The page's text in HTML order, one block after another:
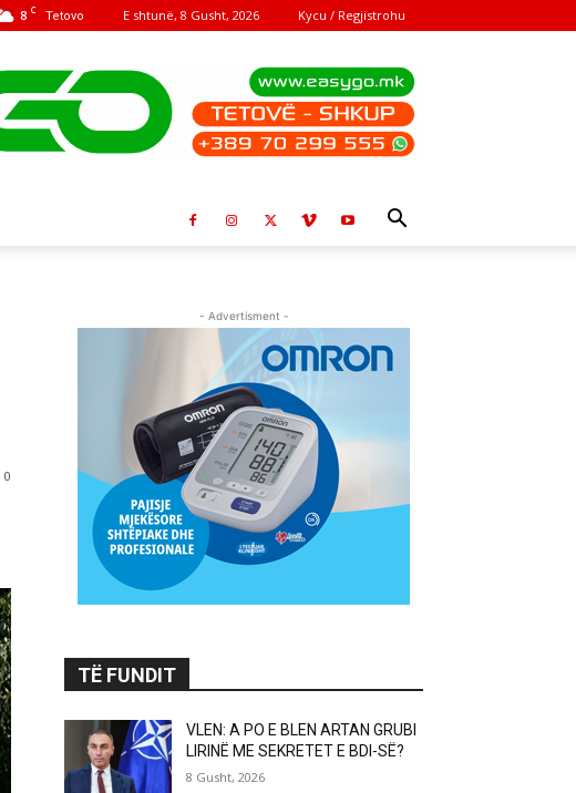
8 C Tetovo E shtunë, 8 Gusht, 2026 Kycu / Regjistrohu
0
- Advertisment -
TË FUNDIT
VLEN: A PO E BLEN ARTAN GRUBI
LIRINË ME SEKRETET E BDI-SË?
8 Gusht, 2026